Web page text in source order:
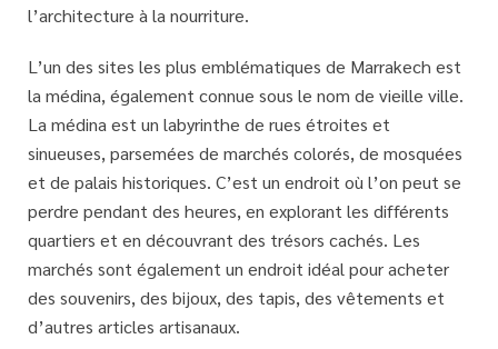
l’architecture à la nourriture.
L’un des sites les plus emblématiques de Marrakech est
la médina, également connue sous le nom de vieille ville.
La médina est un labyrinthe de rues étroites et
sinueuses, parsemées de marchés colorés, de mosquées
et de palais historiques. C’est un endroit où l’on peut se
perdre pendant des heures, en explorant les différents
quartiers et en découvrant des trésors cachés. Les
marchés sont également un endroit idéal pour acheter
des souvenirs, des bijoux, des tapis, des vêtements et
d’autres articles artisanaux.